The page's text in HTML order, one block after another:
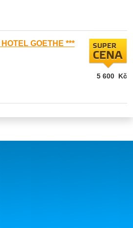
GOETHE *** SUPER
CENA
5 600 Kč